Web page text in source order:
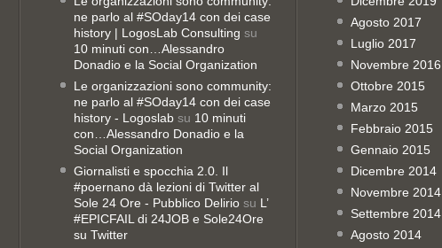
ne parlo al #SOday14 con dei case
history | LogosLab Consulting su
10 minuti con…Alessandro
Donadio e la Social Organization
Le organizzazioni sono community:
ne parlo al #SOday14 con dei case
history - Logoslab su 10 minuti
con…Alessandro Donadio e la
Social Organization
Giornalisti e spocchia 2.0. Il
#poernano dà lezioni di Twitter al
Sole 24 Ore - Pubblico Delirio su L’
#EPICFAIL di 24JOB e Sole24Ore
su Twitter
Agosto 2017
Luglio 2017
Novembre 2016
Ottobre 2015
Marzo 2015
Febbraio 2015
Gennaio 2015
Dicembre 2014
Novembre 2014
Settembre 2014
Agosto 2014